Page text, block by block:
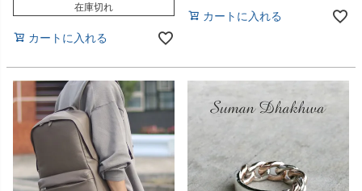
在庫切れ
カートに入れる
カートに入れる